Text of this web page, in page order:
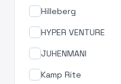
Hilleberg
HYPER VENTURE
JUHENMANI
Kamp Rite